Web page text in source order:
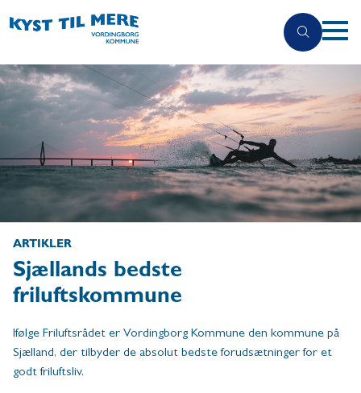
ARTIKLER
Sjællands bedste
friluftskommune
Ifølge Friluftsrådet er Vordingborg Kommune den kommune på
Sjælland, der tilbyder de absolut bedste forudsætninger for et
godt friluftsliv.